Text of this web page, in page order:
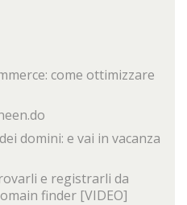
come ottimizzare
domini: e vai in vacanza
e registrarli da
finder [VIDEO]